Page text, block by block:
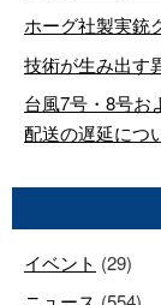
ホーグ社製実銃
技術が生み出す
台風7号・8号お
配送の遅延につ
イベント (29)